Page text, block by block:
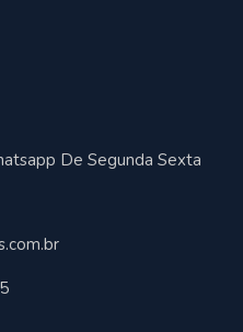
De Segunda Sexta